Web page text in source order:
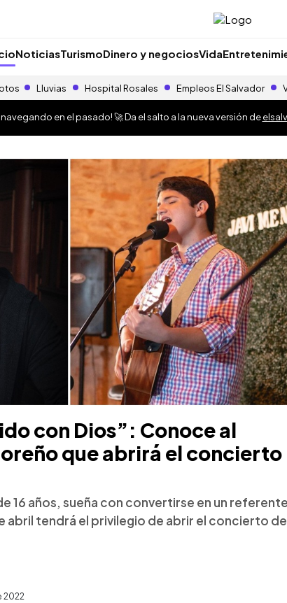
NoticiasTurismoDinero y negociosVida
Lluvias Hospital Rosales Empleos El Salvador
navegando en el pasado! 🚀 Da el salto a la nueva versión de
con Dios”: Conoce al
que abrirá el concierto
16 años, sueña con convertirse en un referente
abril tendrá el privilegio de abrir el concierto
2022